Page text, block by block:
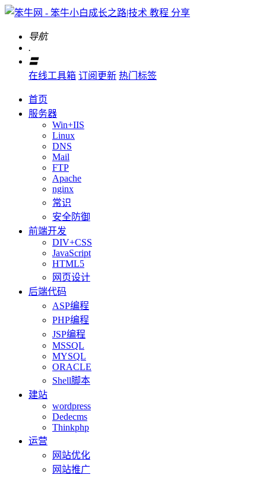
导航
.
〓
在线工具箱 订阅更新 热门标签
首页
服务器
Win+IIS
Linux
DNS
Mail
FTP
Apache
nginx
常识
安全防御
前端开发
DIV+CSS
JavaScript
HTML5
网页设计
后端代码
ASP编程
PHP编程
JSP编程
MSSQL
MYSQL
ORACLE
Shell脚本
建站
wordpress
Dedecms
Thinkphp
运营
网站优化
网站推广